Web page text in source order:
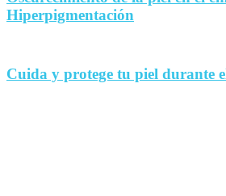
Hiperpigmentación
Cuida y protege tu piel durante